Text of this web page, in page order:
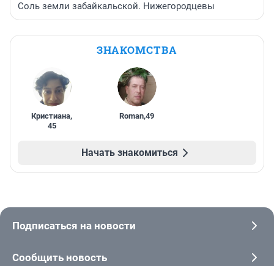
Соль земли забайкальской. Нижегородцевы
ЗНАКОМСТВА
Кристиана,
45
Roman,49
Начать знакомиться
Подписаться на новости
Сообщить новость